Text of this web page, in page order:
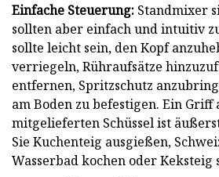
Einfache Steuerung: Standmixer
sollten aber einfach und intuitiv
sollte leicht sein, den Kopf
verriegeln, Rühraufsätze
entfernen, Spritzschutz
am Boden zu befestigen. Ein Griff
mitgelieferten Schüssel ist
Sie Kuchenteig ausgießen,
Wasserbad kochen oder Keksteig